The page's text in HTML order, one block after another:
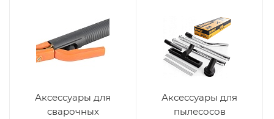
Аксессуары для
сварочных
Аксессуары для
пылесосов